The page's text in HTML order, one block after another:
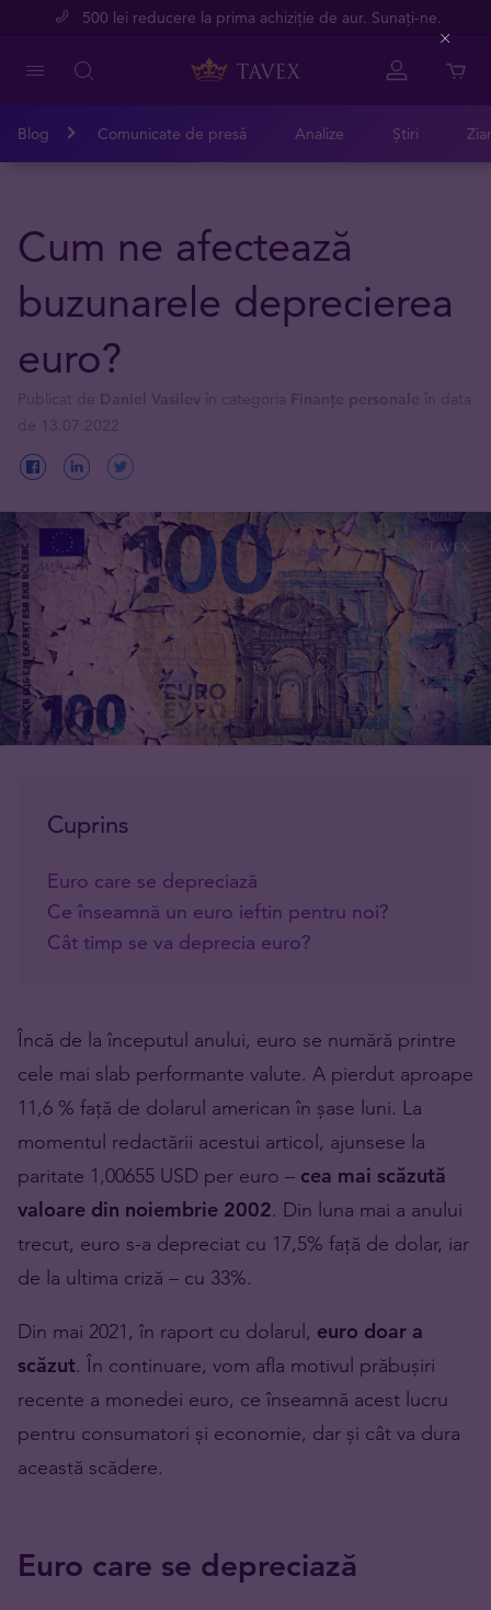
500 lei reducere la prima achiziție de aur. Sunați-ne.
Blog Comunicate de presă Analize Știri
Cum ne afectează
buzunarele deprecierea
euro?
Cuprins
Euro care se depreciază
Ce înseamnă un euro ieftin pentru noi?
Cât timp se va deprecia euro?
Încă de la începutul anului, euro se numără printre
cele mai slab performante valute. A pierdut aproape
11,6 % față de dolarul american în șase luni. La
momentul redactării acestui articol, ajunsese la
paritate 1,00655 USD per euro – cea mai scăzută
valoare din noiembrie 2002. Din luna mai a anului
trecut, euro s-a depreciat cu 17,5% față de dolar, iar
de la ultima criză – cu 33%.
Din mai 2021, în raport cu dolarul, euro doar a
scăzut. În continuare, vom afla motivul prăbușiri
recente a monedei euro, ce înseamnă acest lucru
pentru consumatori și economie, dar și cât va dura
această scădere.
Euro care se depreciază
Close